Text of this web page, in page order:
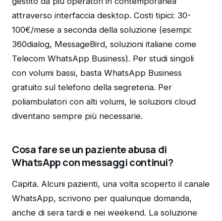
attraverso interfaccia desktop. Costi tipici: 30-
100€/mese a seconda della soluzione (esempi:
360dialog, MessageBird, soluzioni italiane come
Telecom WhatsApp Business). Per studi singoli
con volumi bassi, basta WhatsApp Business
gratuito sul telefono della segreteria. Per
poliambulatori con alti volumi, le soluzioni cloud
diventano sempre più necessarie.
Cosa fare se un paziente abusa di
WhatsApp con messaggi continui?
Capita. Alcuni pazienti, una volta scoperto il canale
WhatsApp, scrivono per qualunque domanda,
anche di sera tardi e nei weekend. La soluzione